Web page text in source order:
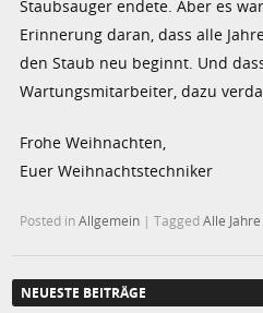
Staubsauger endete. Aber es
Erinnerung daran, dass alle
den Staub neu beginnt. Und
Wartungsmitarbeiter, dazu
Frohe Weihnachten,
Euer Weihnachtstechniker
Posted inAllgemein |TaggedAlle
NEUESTE BEITRÄGE